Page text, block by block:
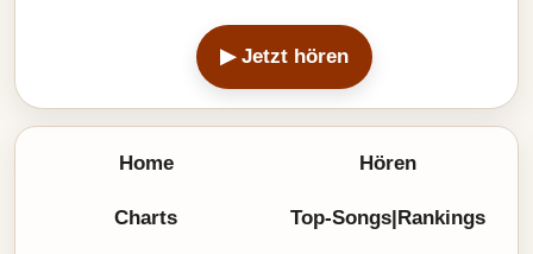
▶ Jetzt hören
Home Hören
Charts Top-Songs|Rankings